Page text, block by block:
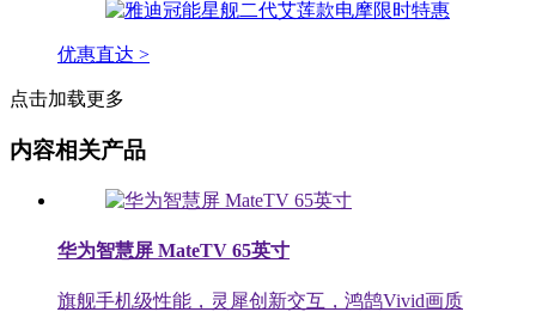
优惠直达 >
点击加载更多
内容相关产品
华为智慧屏 MateTV 65英寸
旗舰手机级性能，灵犀创新交互，鸿鹄Vivid画质